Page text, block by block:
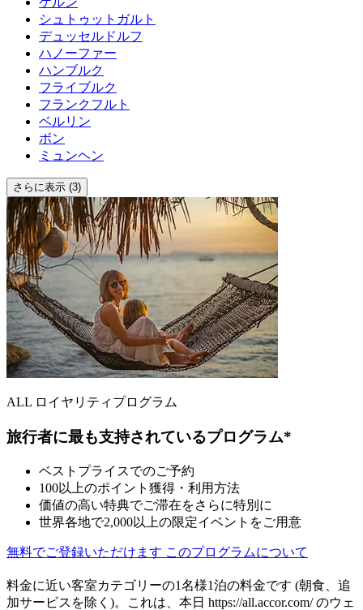
シュトゥットガルト
デュッセルドルフ
ハノーファー
ハンブルク
フライブルク
フランクフルト
ベルリン
ボン
ミュンヘン
さらに表示 (3)
ALL ロイヤリティプログラム
旅行者に最も支持されているプログラム*
ベストプライスでのご予約
100以上のポイント獲得・利用方法
価値の高い特典でご滞在をさらに特別に
世界各地で2,000以上の限定イベントをご用意
無料でご登録いただけます このプログラムについて
料金に近い客室カテゴリーの1名様1泊の料金です (朝食、追
加サービスを除く)。これは、本日 https://all.accor.com/ のウェ